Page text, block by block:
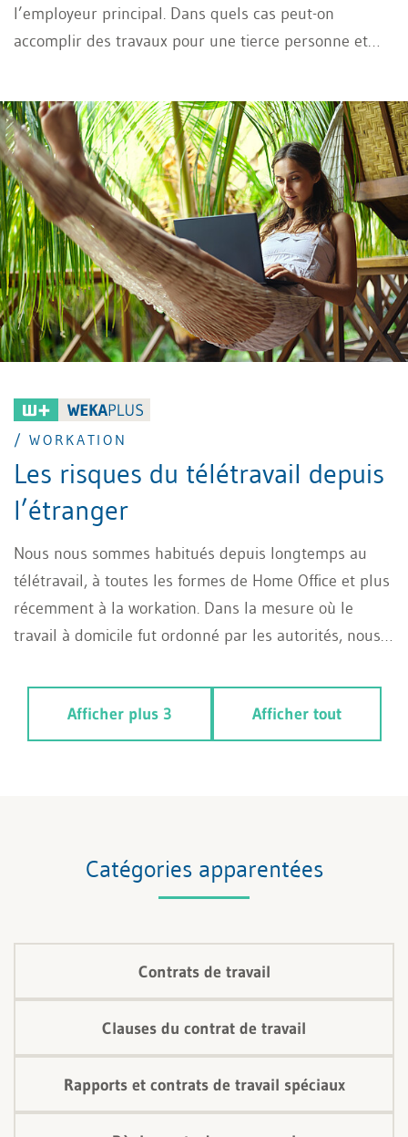
l’employeur principal. Dans quels cas peut-on
accomplir des travaux pour une tierce personne et
/ WORKATION
Les risques du télétravail depuis
l’étranger
Nous nous sommes habitués depuis longtemps au
télétravail, à toutes les formes de Home Office et plus
récemment à la workation. Dans la mesure où le
travail à domicile fut ordonné par les autorités, nous
opportunités et les risques de manière à la fois
globale et individuelle.
Afficher plus 3 Afficher tout
Catégories apparentées
Contrats de travail
Clauses du contrat de travail
Rapports et contrats de travail spéciaux